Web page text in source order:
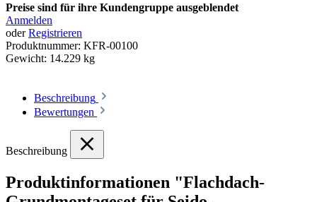
Preise sind für ihre Kundengruppe ausgeblendet
Anmelden
oderRegistrieren
Produktnummer: KFR-00100
Gewicht: 14.229 kg
Beschreibung
Bewertungen
Beschreibung
Produktinformationen "Flachdach-